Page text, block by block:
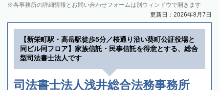
各事務所の詳細情報とお問い合わせフォームは別ウィンドウで開きます
更新日：2026年8月7日
【新栄町駅・高岳駅徒歩5分／桜通り沿い葵町公証役場と
同ビル同フロア】家族信託・民事信託を得意とする、総合
型司法書士法人です
司法書士法人浅井総合法務事務所